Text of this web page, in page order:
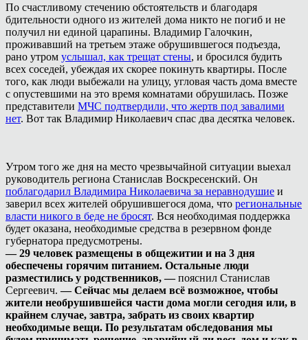
По счастливому стечению обстоятельств и благодаря
бдительности одного из жителей дома никто не погиб и не
получил ни единой царапины. Владимир Галочкин,
проживавший на третьем этаже обрушившегося подъезда,
рано утром услышал, как трещат стены, и бросился будить
всех соседей, убеждая их скорее покинуть квартиры. После
того, как люди выбежали на улицу, угловая часть дома вместе
с опустевшими на это время комнатами обрушилась. Позже
представители МЧС подтвердили, что жертв под завалими
нет. Вот так Владимир Николаевич спас два десятка человек.
Утром того же дня на место чрезвычайной ситуации выехал
руководитель региона Станислав Воскресенский. Он
поблагодарил Владимира Николаевича за неравнодушие и
заверил всех жителей обрушившегося дома, что региональные
власти никого в беде не бросят. Вся необходимая поддержка
будет оказана, необходимые средства в резервном фонде
губернатора предусмотрены.
— 29 человек размещены в общежитии и на 3 дня
обеспечены горячим питанием. Остальные люди
разместились у родственников, —пояснил Станислав
Сергеевич.— Сейчас мы делаем всё возможное, чтобы
жители необрушившейся части дома могли сегодня или, в
крайнем случае, завтра, забрать из своих квартир
необходимые вещи. По результатам обследования мы